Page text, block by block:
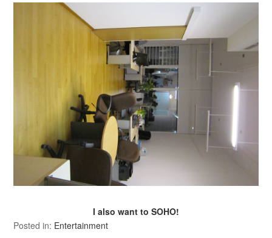
I also want to SOHO!
Posted in: Entertainment